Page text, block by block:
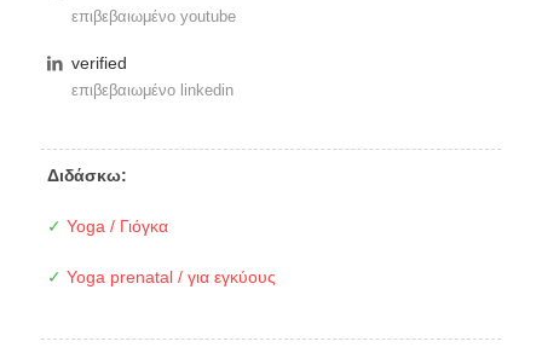
επιβεβαιωμένο youtube
verified
επιβεβαιωμένο linkedin
Διδάσκω:
✓ Yoga / Γιόγκα
✓ Yoga prenatal / για εγκύους